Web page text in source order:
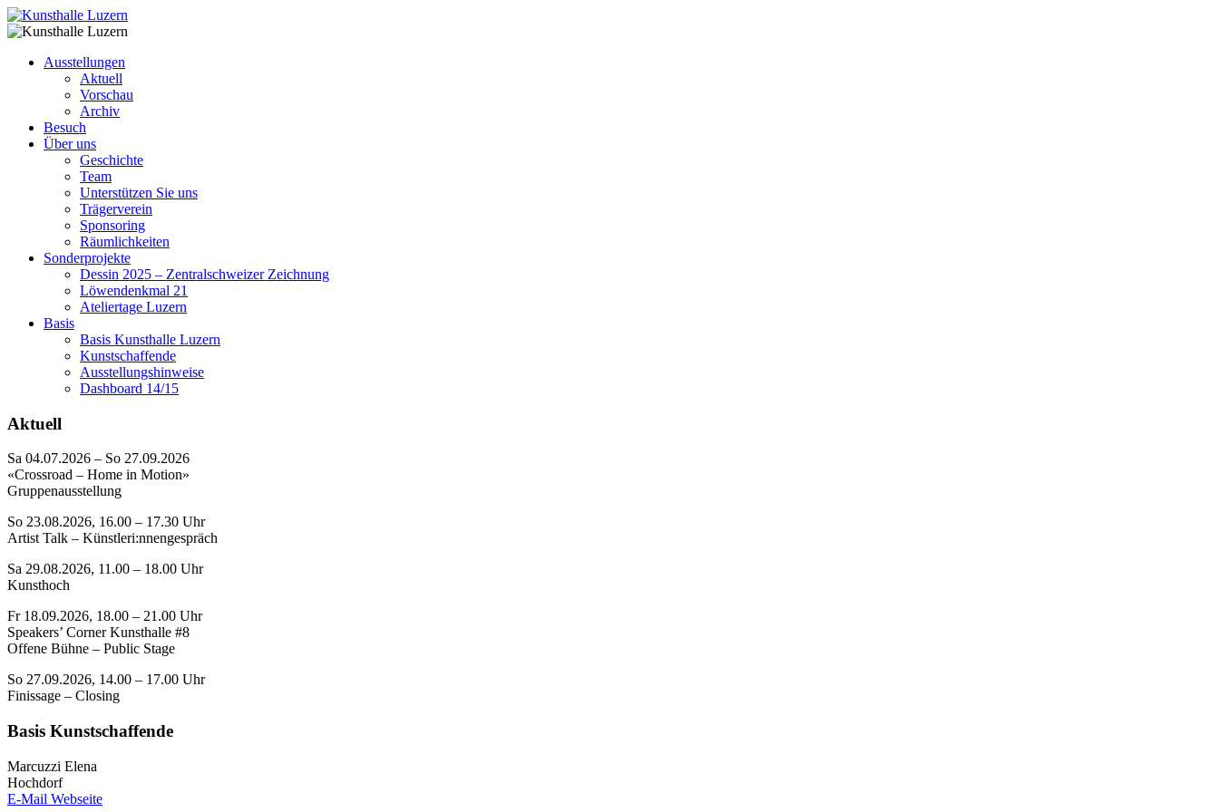
Ausstellungen
Aktuell
Vorschau
Archiv
Besuch
Über uns
Geschichte
Team
Unterstützen Sie uns
Trägerverein
Sponsoring
Räumlichkeiten
Sonderprojekte
Dessin 2025 – Zentralschweizer Zeichnung
Löwendenkmal 21
Ateliertage Luzern
Basis
Basis Kunsthalle Luzern
Kunstschaffende
Ausstellungshinweise
Dashboard 14/15
Aktuell
Sa 04.07.2026 – So 27.09.2026
«Crossroad – Home in Motion»
Gruppenausstellung
So 23.08.2026, 16.00 – 17.30 Uhr
Artist Talk – Künstleri:nnengespräch
Sa 29.08.2026, 11.00 – 18.00 Uhr
Kunsthoch
Fr 18.09.2026, 18.00 – 21.00 Uhr
Speakers’ Corner Kunsthalle #8
Offene Bühne – Public Stage
So 27.09.2026, 14.00 – 17.00 Uhr
Finissage – Closing
Basis Kunstschaffende
Marcuzzi Elena
Hochdorf
E-Mail Webseite